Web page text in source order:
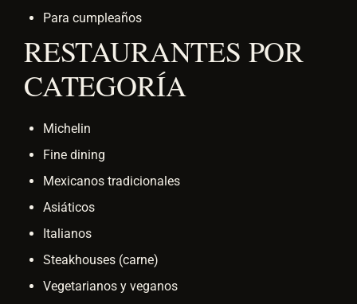
Para cumpleaños
RESTAURANTES POR
CATEGORÍA
Michelin
Fine dining
Mexicanos tradicionales
Asiáticos
Italianos
Steakhouses (carne)
Vegetarianos y veganos